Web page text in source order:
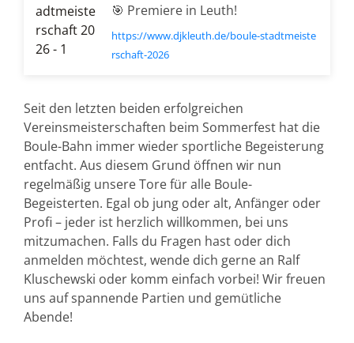
🎯 Premiere in Leuth!
https://www.djkleuth.de/boule-stadtmeiste
rschaft-2026
Seit den letzten beiden erfolgreichen
Vereinsmeisterschaften beim Sommerfest hat die
Boule-Bahn immer wieder sportliche Begeisterung
entfacht. Aus diesem Grund öffnen wir nun
regelmäßig unsere Tore für alle Boule-
Begeisterten. Egal ob jung oder alt, Anfänger oder
Profi – jeder ist herzlich willkommen, bei uns
mitzumachen. Falls du Fragen hast oder dich
anmelden möchtest, wende dich gerne an Ralf
Kluschewski oder komm einfach vorbei! Wir freuen
uns auf spannende Partien und gemütliche
Abende!